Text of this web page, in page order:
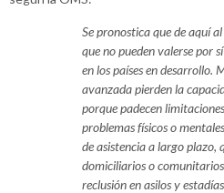
Se pronostica que de aquí
que no pueden valerse por
en los países en desarrollo.
avanzada pierden la
porque padecen
problemas físicos o
de asistencia a largo plazo,
domiciliarios o
reclusión en asilos y